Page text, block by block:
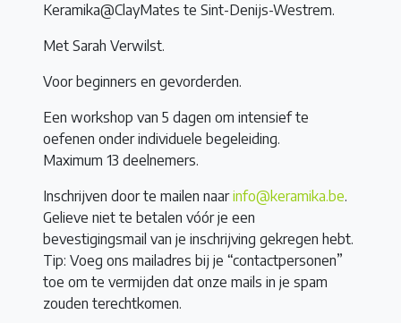
Keramika@ClayMates te Sint-Denijs-Westrem.
Met Sarah Verwilst.
Voor beginners en gevorderden.
Een workshop van 5 dagen om intensief te
oefenen onder individuele begeleiding.
Maximum 13 deelnemers.
Inschrijven door te mailen naarinfo@keramika.be.
Gelieve niet te betalen vóór je een
bevestigingsmail van je inschrijving gekregen hebt.
Tip: Voeg ons mailadres bij je “contactpersonen”
toe om te vermijden dat onze mails in je spam
zouden terechtkomen.